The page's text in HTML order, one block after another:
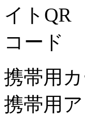
携帯用
携帯用